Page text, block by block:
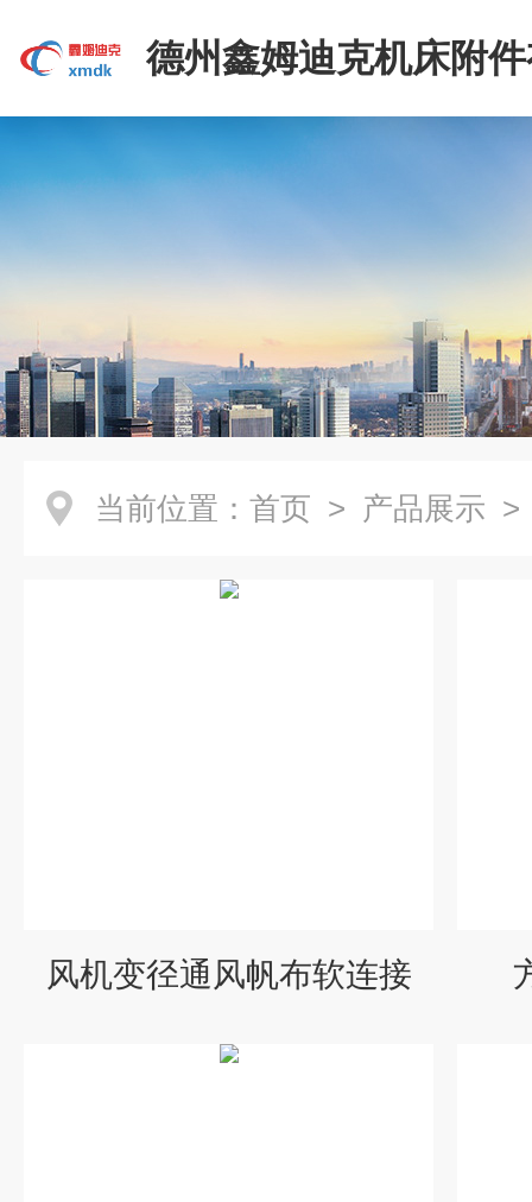
德州鑫姆迪克机床附
司
当前位置： 首页 > 产品展示
风机变径通风帆布软连接